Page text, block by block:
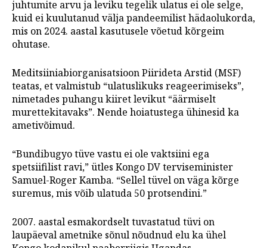
juhtumite arvu ja leviku tegelik ulatus ei ole selge,
kuid ei kuulutanud välja pandeemilist hädaolukorda,
mis on 2024. aastal kasutusele võetud kõrgeim
ohutase.
Meditsiiniabiorganisatsioon Piirideta Arstid (MSF)
teatas, et valmistub “ulatuslikuks reageerimiseks”,
nimetades puhangu kiiret levikut “äärmiselt
murettekitavaks”. Nende hoiatustega ühinesid ka
ametivõimud.
“Bundibugyo tüve vastu ei ole vaktsiini ega
spetsiifilist ravi,” ütles Kongo DV terviseminister
Samuel-Roger Kamba. “Sellel tüvel on väga kõrge
suremus, mis võib ulatuda 50 protsendini.”
2007. aastal esmakordselt tuvastatud tüvi on
laupäeval ametnike sõnul nõudnud elu ka ühel